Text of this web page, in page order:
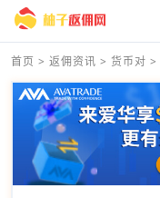
首页 > 返佣资讯 > 货币对 >